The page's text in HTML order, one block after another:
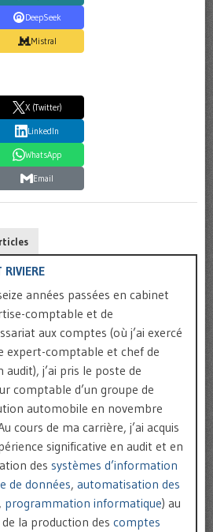
DeepSeek
Mistral
X (Twitter)
LinkedIn
WhatsApp
Email
RIVIERE
années passées en cabinet
comptable et de
aux comptes (où j’ai exercé
expert-comptable et chef de
audit), j’ai pris le poste de
comptable d’un groupe de
automobile en novembre
cours de ma carrière, j’ai acquis
significative en audit et en
des systèmes d’information
de données, automatisation des
, programmation informatique) au
de la production des comptes